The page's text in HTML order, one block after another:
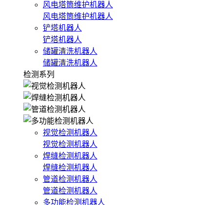
风电塔筒维护机器人
风电塔筒维护机器人
铲塔机器人
铲塔机器人
储罐清洗机器人
储罐清洗机器人
检测系列
视觉检测机器人
视觉检测机器人
焊缝检测机器人
焊缝检测机器人
管道检测机器人
管道检测机器人
多功能检测机器人